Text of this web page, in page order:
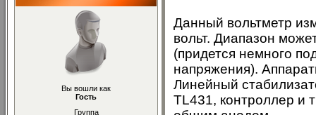
Вы вошли как
Гость
Группа
Данный вольтметр
вольт. Диапазон
(придется немного
напряжения).
Линейный
TL431, контроллер и